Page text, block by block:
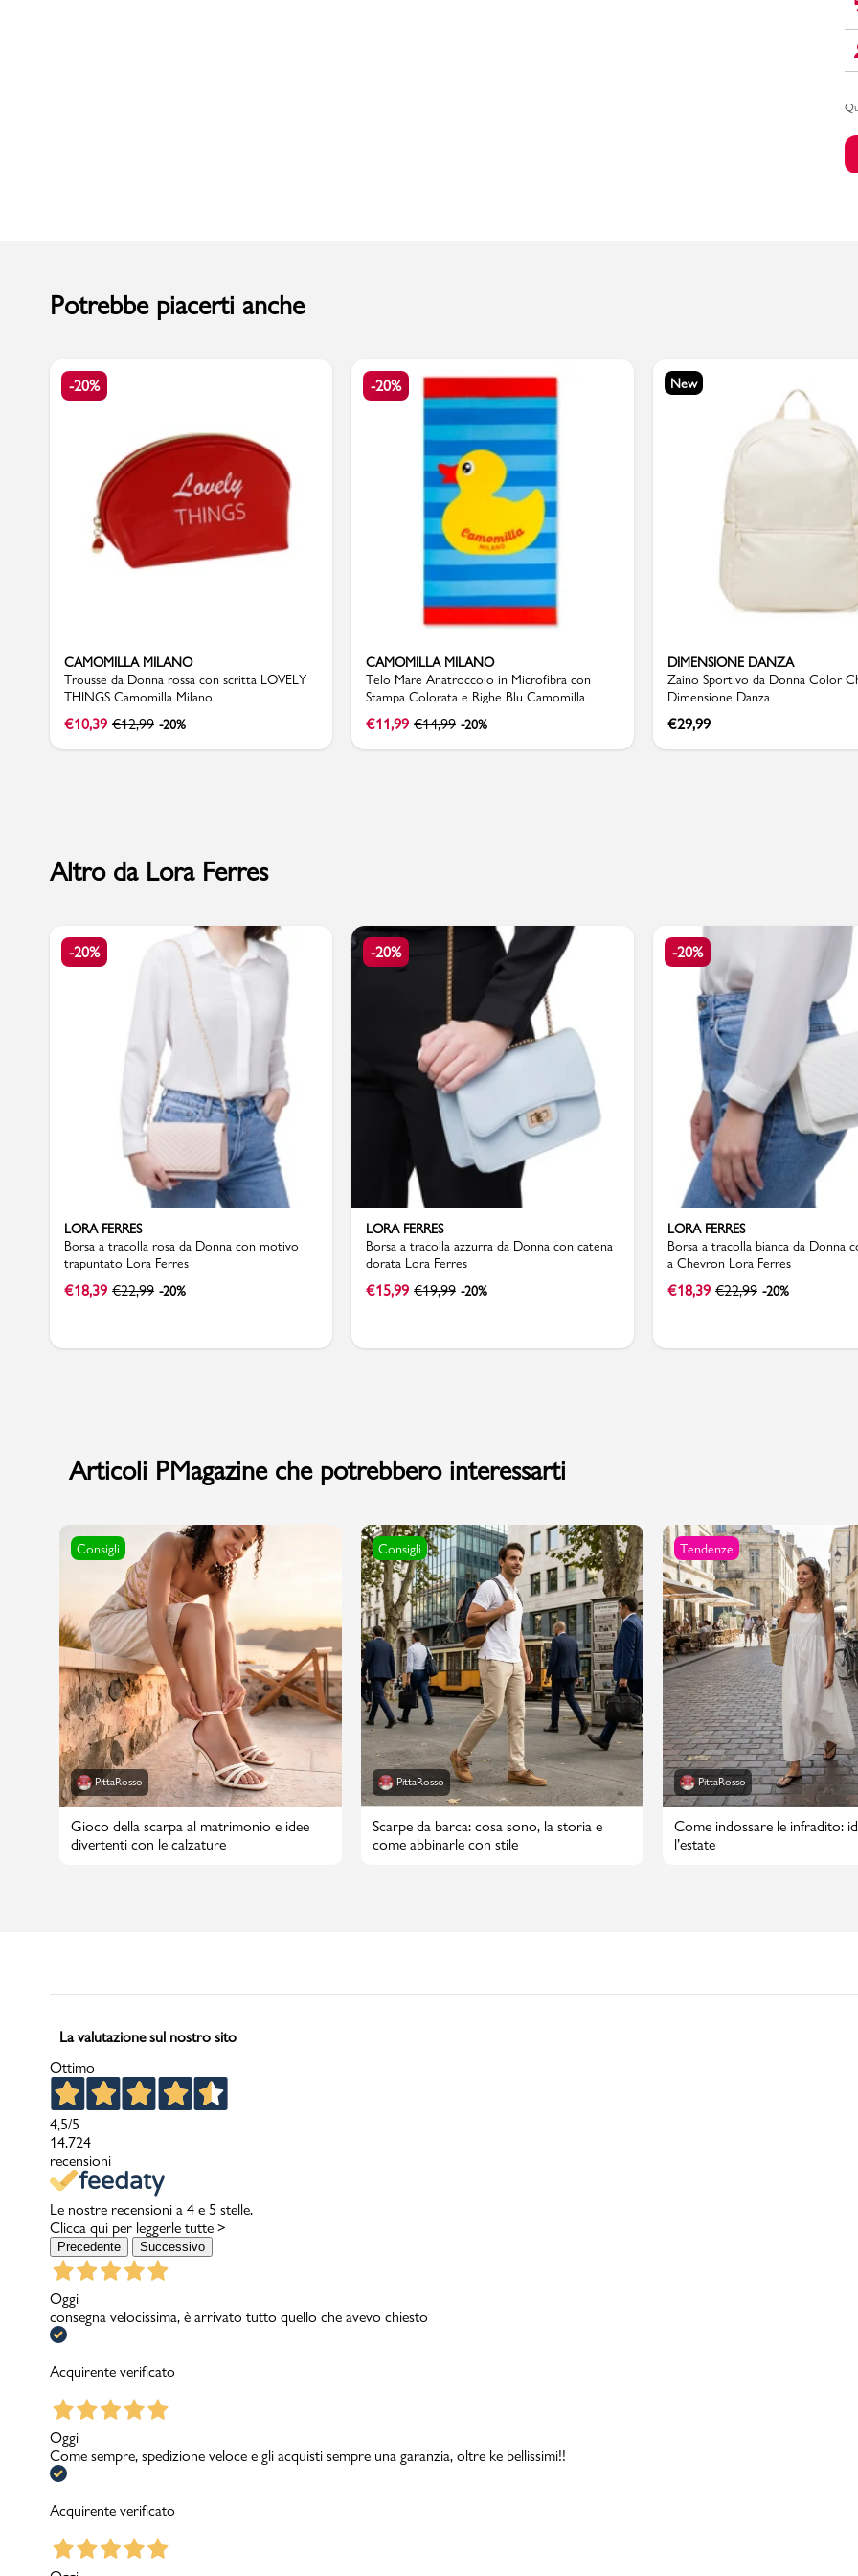
PMagazine
Promo & News
pcard
Gift card
Potrebbe piacerti anche
-20%
CAMOMILLA MILANO
Trousse da Donna rossa con scritta LOVELY
THINGS Camomilla Milano
€10,39 €12,99 -20%
-20%
CAMOMILLA MILANO
Telo Mare Anatroccolo in Microfibra con
Stampa Colorata e Righe Blu Camomilla
Milano
€11,99 €14,99 -20%
New
DIMENSIONE DANZA
Zaino Sportivo da Donna Color
Dimensione Danza
€29,99
Altro da Lora Ferres
-20%
LORA FERRES
Borsa a tracolla rosa da Donna con motivo
trapuntato Lora Ferres
€18,39 €22,99 -20%
-20%
LORA FERRES
Borsa a tracolla azzurra da Donna con catena
dorata Lora Ferres
€15,99 €19,99 -20%
-20%
LORA FERRES
Borsa a tracolla bianca da Donna
a Chevron Lora Ferres
€18,39 €22,99 -20%
Articoli PMagazine che potrebbero interessarti
Consigli
PittaRosso
Gioco della scarpa al matrimonio e idee
divertenti con le calzature
Consigli
PittaRosso
Scarpe da barca: cosa sono, la storia e
come abbinarle con stile
Tendenze
PittaRosso
Come indossare le infradito:
l’estate
La valutazione sul nostro sito
Ottimo
4,5/5
14.724
recensioni
Le nostre recensioni a 4 e 5 stelle.
Clicca qui per leggerle tutte >
Precedente Successivo
Oggi
consegna velocissima, è arrivato tutto quello che avevo chiesto
Acquirente verificato
Oggi
Come sempre, spedizione veloce e gli acquisti sempre una garanzia, oltre ke bellissimi!!
Acquirente verificato